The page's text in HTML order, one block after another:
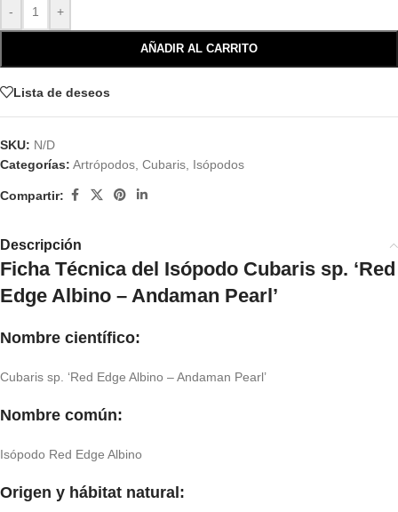
- +
AÑADIR AL CARRITO
Lista de deseos
SKU: N/D
Categorías: Artrópodos Cubaris Isópodos
Compartir:
Descripción
Ficha Técnica del Isópodo Cubaris sp. ‘Red
Edge Albino – Andaman Pearl’
Nombre científico:
Cubaris sp. ‘Red Edge Albino – Andaman Pearl’
Nombre común:
Isópodo Red Edge Albino
Origen y hábitat natural: